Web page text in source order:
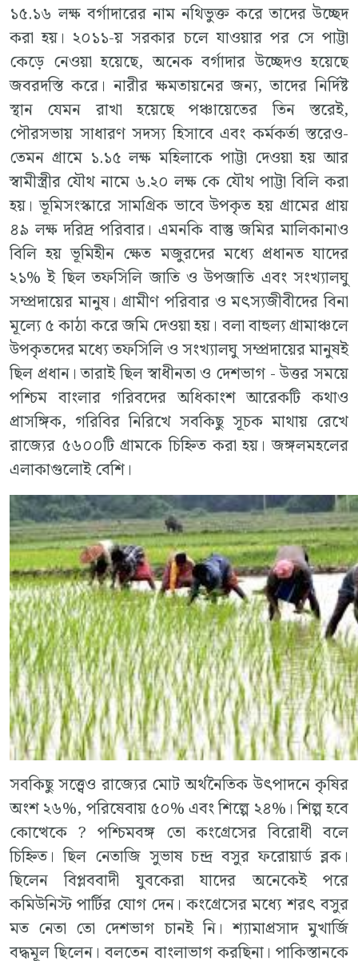
১৫.১৬ লক্ষ বর্গাদারের নাম নথিভুক্ত করে তাদের উচ্ছেদ
করা হয়। ২০১১-য় সরকার চলে যাওয়ার পর সে পাট্টা
কেড়ে নেওয়া হয়েছে, অনেক বর্গাদার উচ্ছেদও হয়েছে
জবরদস্তি করে। নারীর ক্ষমতায়নের জন্য, তাদের নির্দিষ্ট
স্থান যেমন রাখা হয়েছে পঞ্চায়েতের তিন স্তরেই,
পৌরসভায় সাধারণ সদস্য হিসাবে এবং কর্মকর্তা স্তরেও-
তেমন গ্রামে ১.১৫ লক্ষ মহিলাকে পাট্টা দেওয়া হয় আর
স্বামীস্ত্রীর যৌথ নামে ৬.২০ লক্ষ কে যৌথ পাট্টা বিলি করা
হয়। ভূমিসংস্কারে সামগ্রিক ভাবে উপকৃত হয় গ্রামের প্রায়
৪৯ লক্ষ দরিদ্র পরিবার। এমনকি বাস্তু জমির মালিকানাও
বিলি হয় ভূমিহীন ক্ষেত মজুরদের মধ্যে প্রধানত যাদের
২১% ই ছিল তফসিলি জাতি ও উপজাতি এবং সংখ্যালঘু
সম্প্রদায়ের মানুষ। গ্রামীণ পরিবার ও মৎস্যজীবীদের বিনা
মূল্যে ৫ কাঠা করে জমি দেওয়া হয়। বলা বাহুল্য গ্রামাঞ্চলে
উপকৃতদের মধ্যে তফসিলি ও সংখ্যালঘু সম্প্রদায়ের মানুষই
ছিল প্রধান। তারাই ছিল স্বাধীনতা ও দেশভাগ - উত্তর সময়ে
পশ্চিম বাংলার গরিবদের অধিকাংশ আরেকটি কথাও
প্রাসঙ্গিক, গরিবির নিরিখে সবকিছু সূচক মাথায় রেখে
রাজ্যের ৫৬০০টি গ্রামকে চিহ্নিত করা হয়। জঙ্গলমহলের
এলাকাগুলোই বেশি।
সবকিছু সত্ত্বেও রাজ্যের মোট অর্থনৈতিক উৎপাদনে কৃষির
অংশ ২৬%, পরিষেবায় ৫০% এবং শিল্পে ২৪%। শিল্প হবে
কোত্থেকে ? পশ্চিমবঙ্গ তো কংগ্রেসের বিরোধী বলে
চিহ্নিত। ছিল নেতাজি সুভাষ চন্দ্র বসুর ফরোয়ার্ড ব্লক।
ছিলেন বিপ্লববাদী যুবকেরা যাদের অনেকেই পরে
কমিউনিস্ট পার্টির যোগ দেন। কংগ্রেসের মধ্যে শরৎ বসুর
মত নেতা তো দেশভাগ চানই নি। শ্যামাপ্রসাদ মুখার্জি
বদ্ধমূল ছিলেন। বলতেন বাংলাভাগ করছিনা। পাকিস্তানকে